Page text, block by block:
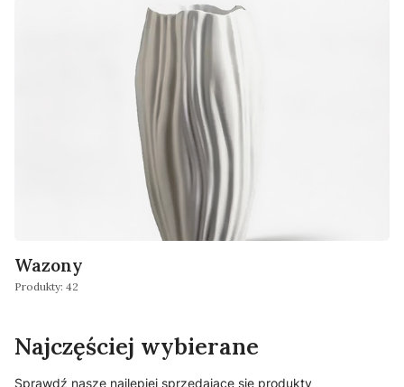
Wazony
Produkty: 42
Najczęściej wybierane
Sprawdź nasze najlepiej sprzedające się produkty